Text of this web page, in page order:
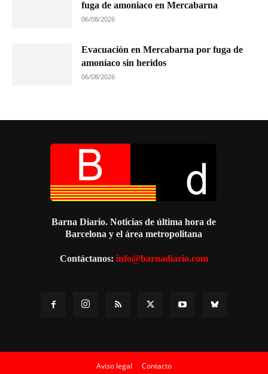
fuga de amoniaco en Mercabarna
06/08/2026
Evacuación en Mercabarna por fuga de
amoníaco sin heridos
06/08/2026
Barna Diario. Noticias de última hora de
Barcelona y el área metropolitana
Contáctanos: info@barnadiario.com
Aviso legal Contacto